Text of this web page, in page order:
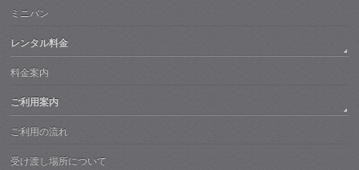
ミニバン
レンタル料金
料金案内
ご利用案内
ご利用の流れ
受け渡し場所について